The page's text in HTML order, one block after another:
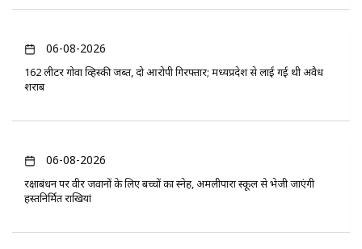
06-08-2026
162 लीटर गोवा व्हिस्की जब्त, दो आरोपी गिरफ्तार; मध्यप्रदेश से लाई गई थी अवैध
शराब
06-08-2026
रक्षाबंधन पर वीर जवानों के लिए बच्चों का स्नेह, अमलीपारा स्कूल से भेजी जाएंगी
हस्तनिर्मित राखियां